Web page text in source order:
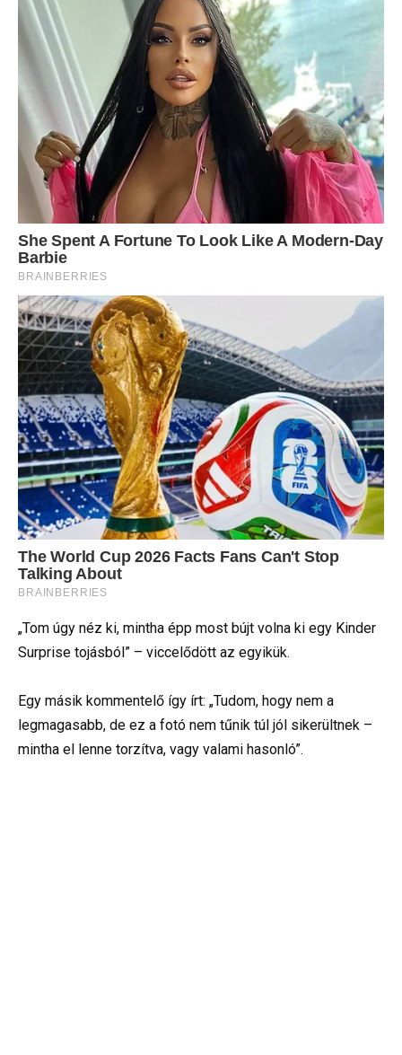
„Tom úgy néz ki, mintha épp most bújt volna ki egy Kinder
Surprise tojásból” – viccelődött az egyikük.
Egy másik kommentelő így írt: „Tudom, hogy nem a
legmagasabb, de ez a fotó nem tűnik túl jól sikerültnek –
mintha el lenne torzítva, vagy valami hasonló”.